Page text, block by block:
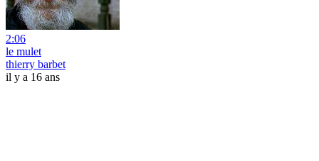
2:06
le mulet
thierry barbet
il y a 16 ans